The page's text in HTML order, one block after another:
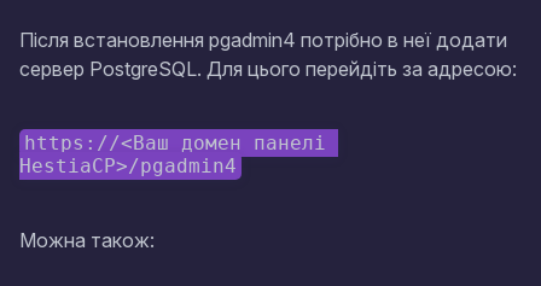
Після встановлення pgadmin4 потрібно в неї додати
сервер PostgreSQL. Для цього перейдіть за адресою:
https://<Ваш домен панелі
HestiaCP>/pgadmin4
Можна також: